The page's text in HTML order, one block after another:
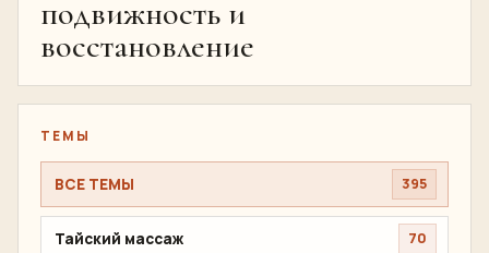
подвижность и
восстановление
ТЕМЫ
ВСЕ ТЕМЫ 395
Тайский массаж 70